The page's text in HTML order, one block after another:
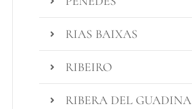
RIAS BAIXAS
RIBEIRO
RIBERA DEL GUADINA